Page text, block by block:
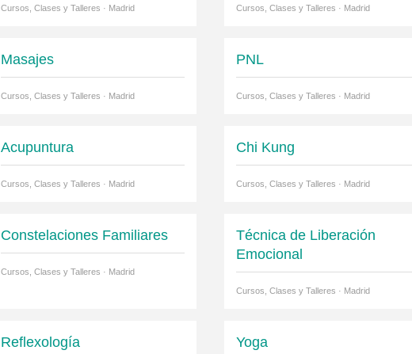
Cursos, Clases y Talleres · Madrid Cursos, Clases y Talleres · Madrid
Masajes
Cursos, Clases y Talleres · Madrid
PNL
Cursos, Clases y Talleres · Madrid
Acupuntura
Cursos, Clases y Talleres · Madrid
Chi Kung
Cursos, Clases y Talleres · Madrid
Constelaciones Familiares
Cursos, Clases y Talleres · Madrid
Técnica de Liberación
Emocional
Cursos, Clases y Talleres · Madrid
Reflexología Yoga